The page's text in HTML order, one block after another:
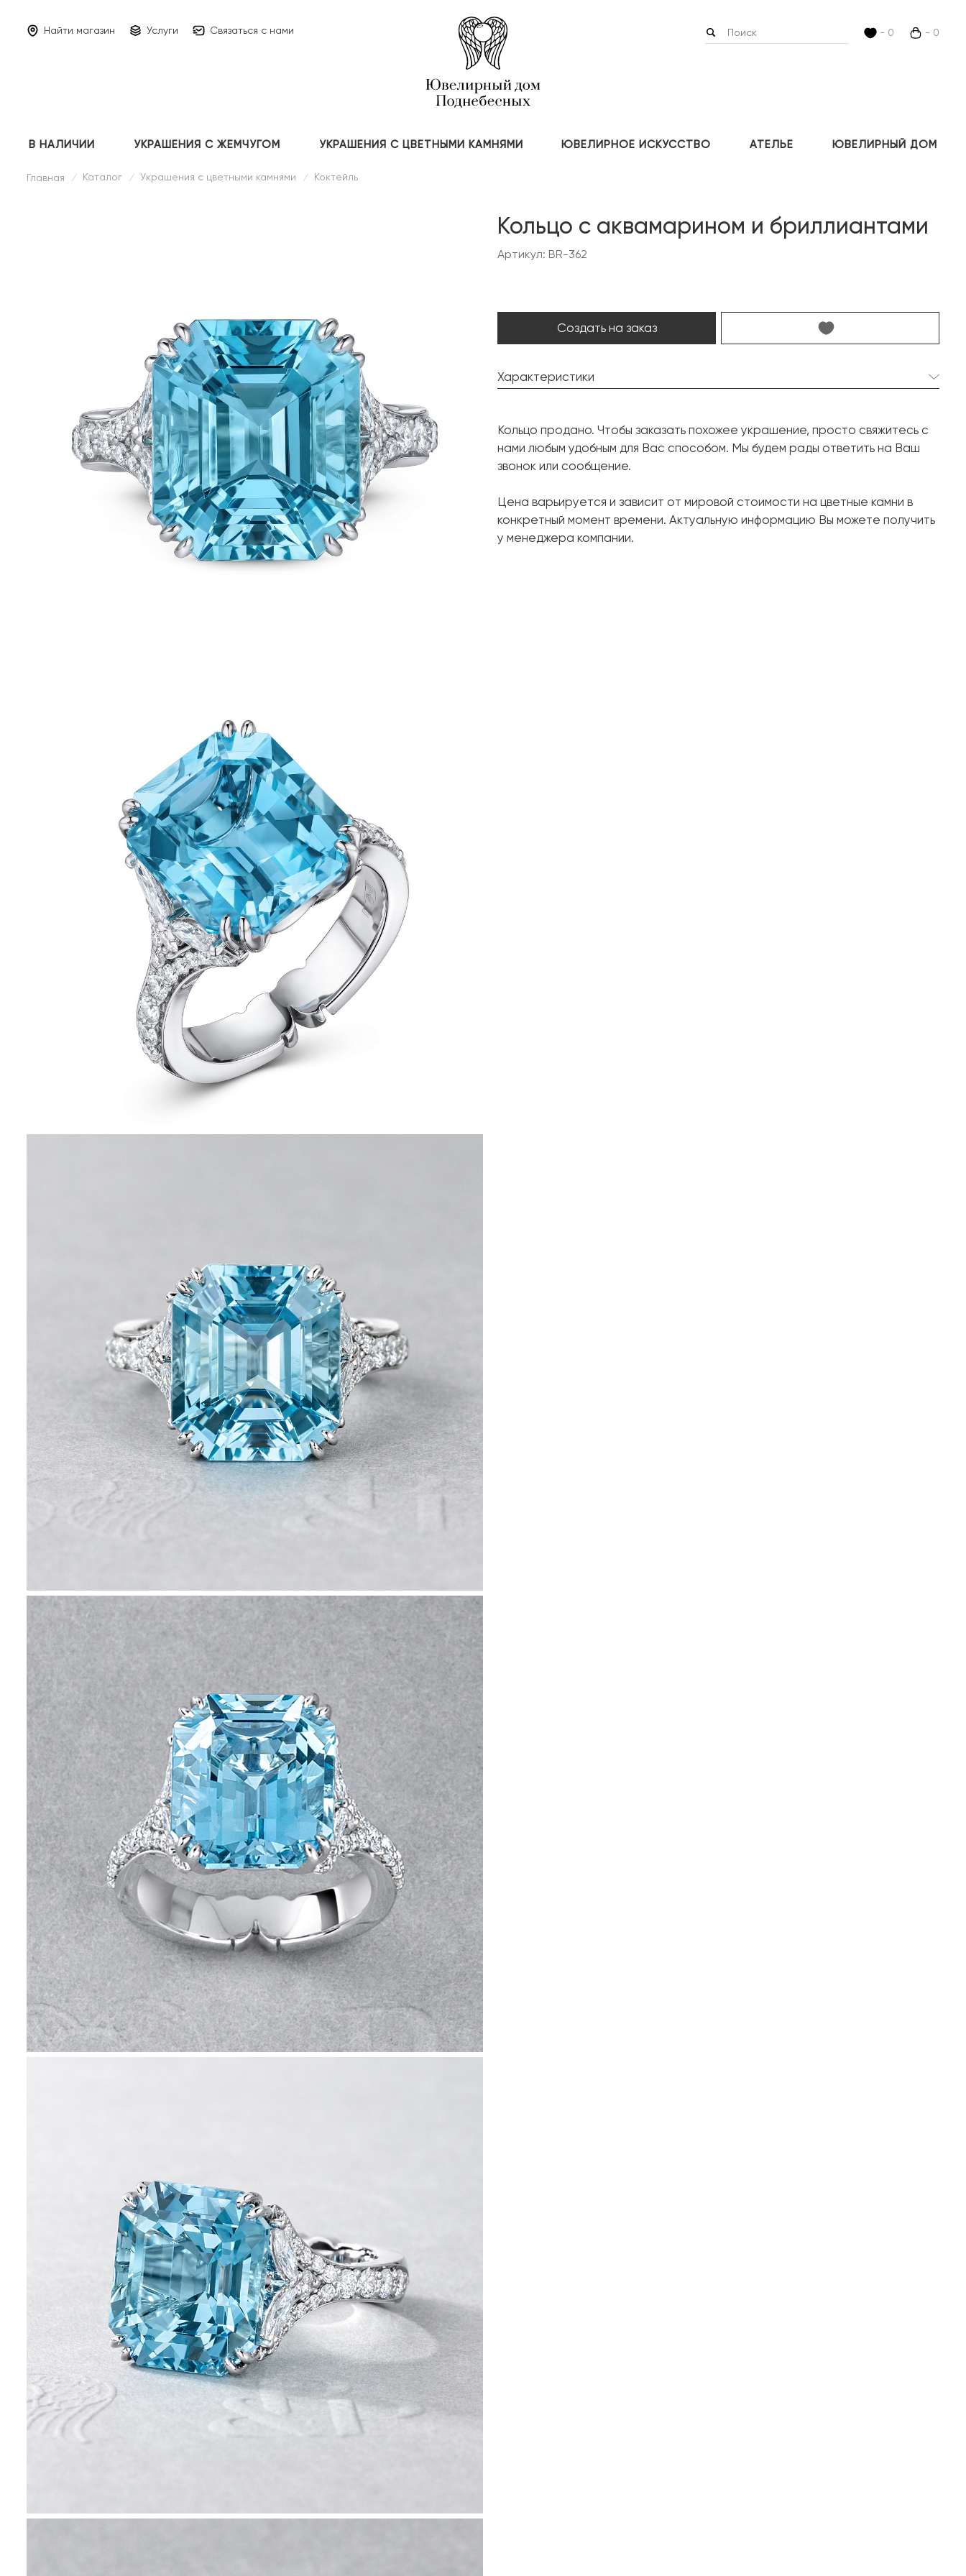
Найти магазин Услуги Связаться с нами - 0 - 0
В НАЛИЧИИ УКРАШЕНИЯ С ЖЕМЧУГОМ УКРАШЕНИЯ С ЦВЕТНЫМИ КАМНЯМИ ЮВЕЛИРНОЕ ИСКУССТВО АТЕЛЬЕ ЮВЕЛИРНЫЙ ДОМ
Главная / Каталог / Украшения с цветными камнями / Коктейль
Кольцо с аквамарином и бриллиантами
Артикул: BR-362
Создать на заказ
Характеристики
Форма огранки:
Октагон
Бриллиант:
Бриллиант:
35 шт. 0.54 карат.
Форма огранки:
Кольцо продано. Чтобы заказать похожее украшение, просто свяжитесь с
нами любым удобным для Вас способом. Мы будем рады ответить на Ваш
звонок или сообщение.
Цена варьируется и зависит от мировой стоимости на цветные камни в
конкретный момент времени. Актуальную информацию Вы можете получить
у менеджера компании.